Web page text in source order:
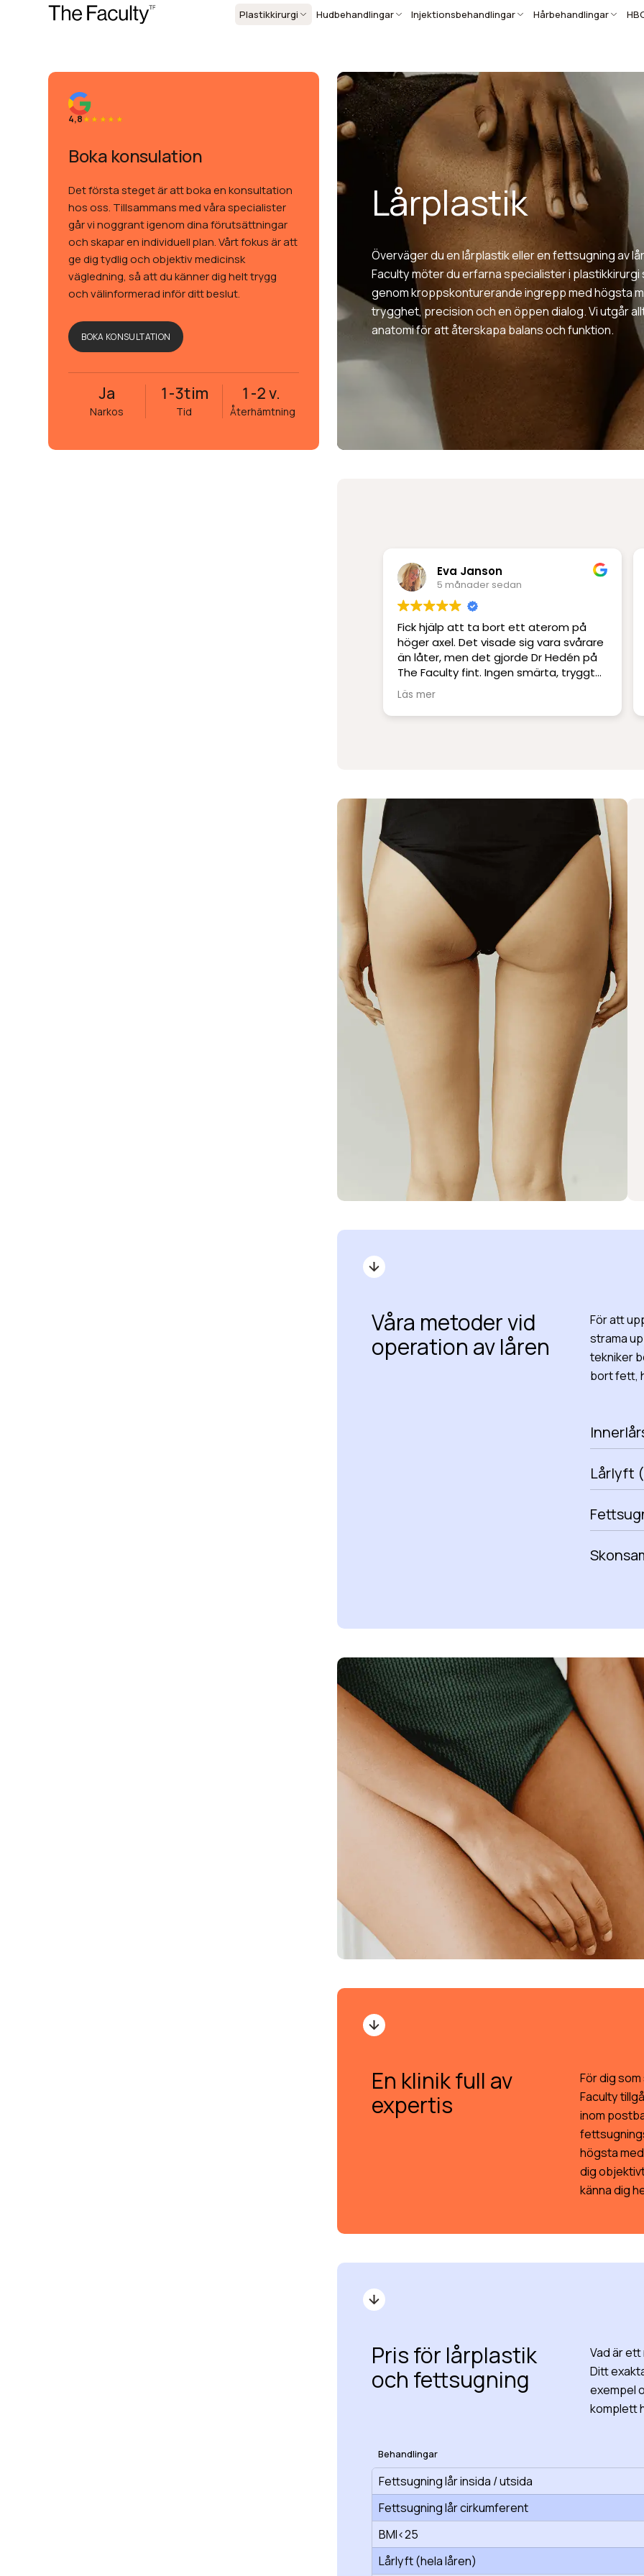
Plastikkirurgi Hudbehandlingar Injektionsbehandlingar Hårbehandlingar
4,8
Boka konsulation
Det första steget är att boka en konsultation
hos oss. Tillsammans med våra specialister
går vi noggrant igenom dina förutsättningar
och skapar en individuell plan. Vårt fokus är att
ge dig tydlig och objektiv medicinsk
vägledning, så att du känner dig helt trygg
och välinformerad inför ditt beslut.
BOKA KONSULTATION
Ja
Narkos
1-3tim
Tid
1-2 v.
Återhämtning
Lårplastik
Överväger du en lårplastik eller en fettsugning av
Faculty möter du erfarna specialister i plastikkirurgi
genom kroppskonturerande ingrepp med högsta
trygghet, precision och en öppen dialog. Vi utgår
anatomi för att återskapa balans och funktion.
Rima Mir Fakhraei
6 månader sedan
Platskirurgi i världsklass. Ett
professionellt klinik med Sveriges
skickligaste och mest erfarna läkare.
Jag har blivit opererad på andra kliniker
men har inte upplevt skicklighet och
service på denna nivå.
Läs mer
Våra metoder vid
operation av låren
För att
strama
tekniker
bort fett,
Lårlyft
En klinik full av
expertis
För dig
Faculty
inom
högsta
dig
känna dig
Pris för lårplastik
och fettsugning
Vad är
Ditt
exempel
komplett
Behandlingar
Fettsugning lår insida / utsida
Fettsugning lår cirkumferent
BMI<25
Lårlyft (hela låren)